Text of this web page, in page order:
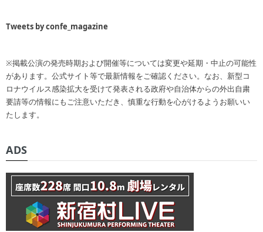
Tweets by confe_magazine
※掲載公演の発売時期および開催等については変更や延期・中止の可能性
があります。公式サイト等で最新情報をご確認ください。なお、新型コ
ロナウイルス感染拡大を受けて発表される政府や自治体からの外出自粛
要請等の情報にもご注意いただき、慎重な行動を心がけるようお願いい
たします。
ADS